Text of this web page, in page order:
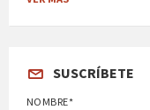
SUSCRÍBETE
NOMBRE*